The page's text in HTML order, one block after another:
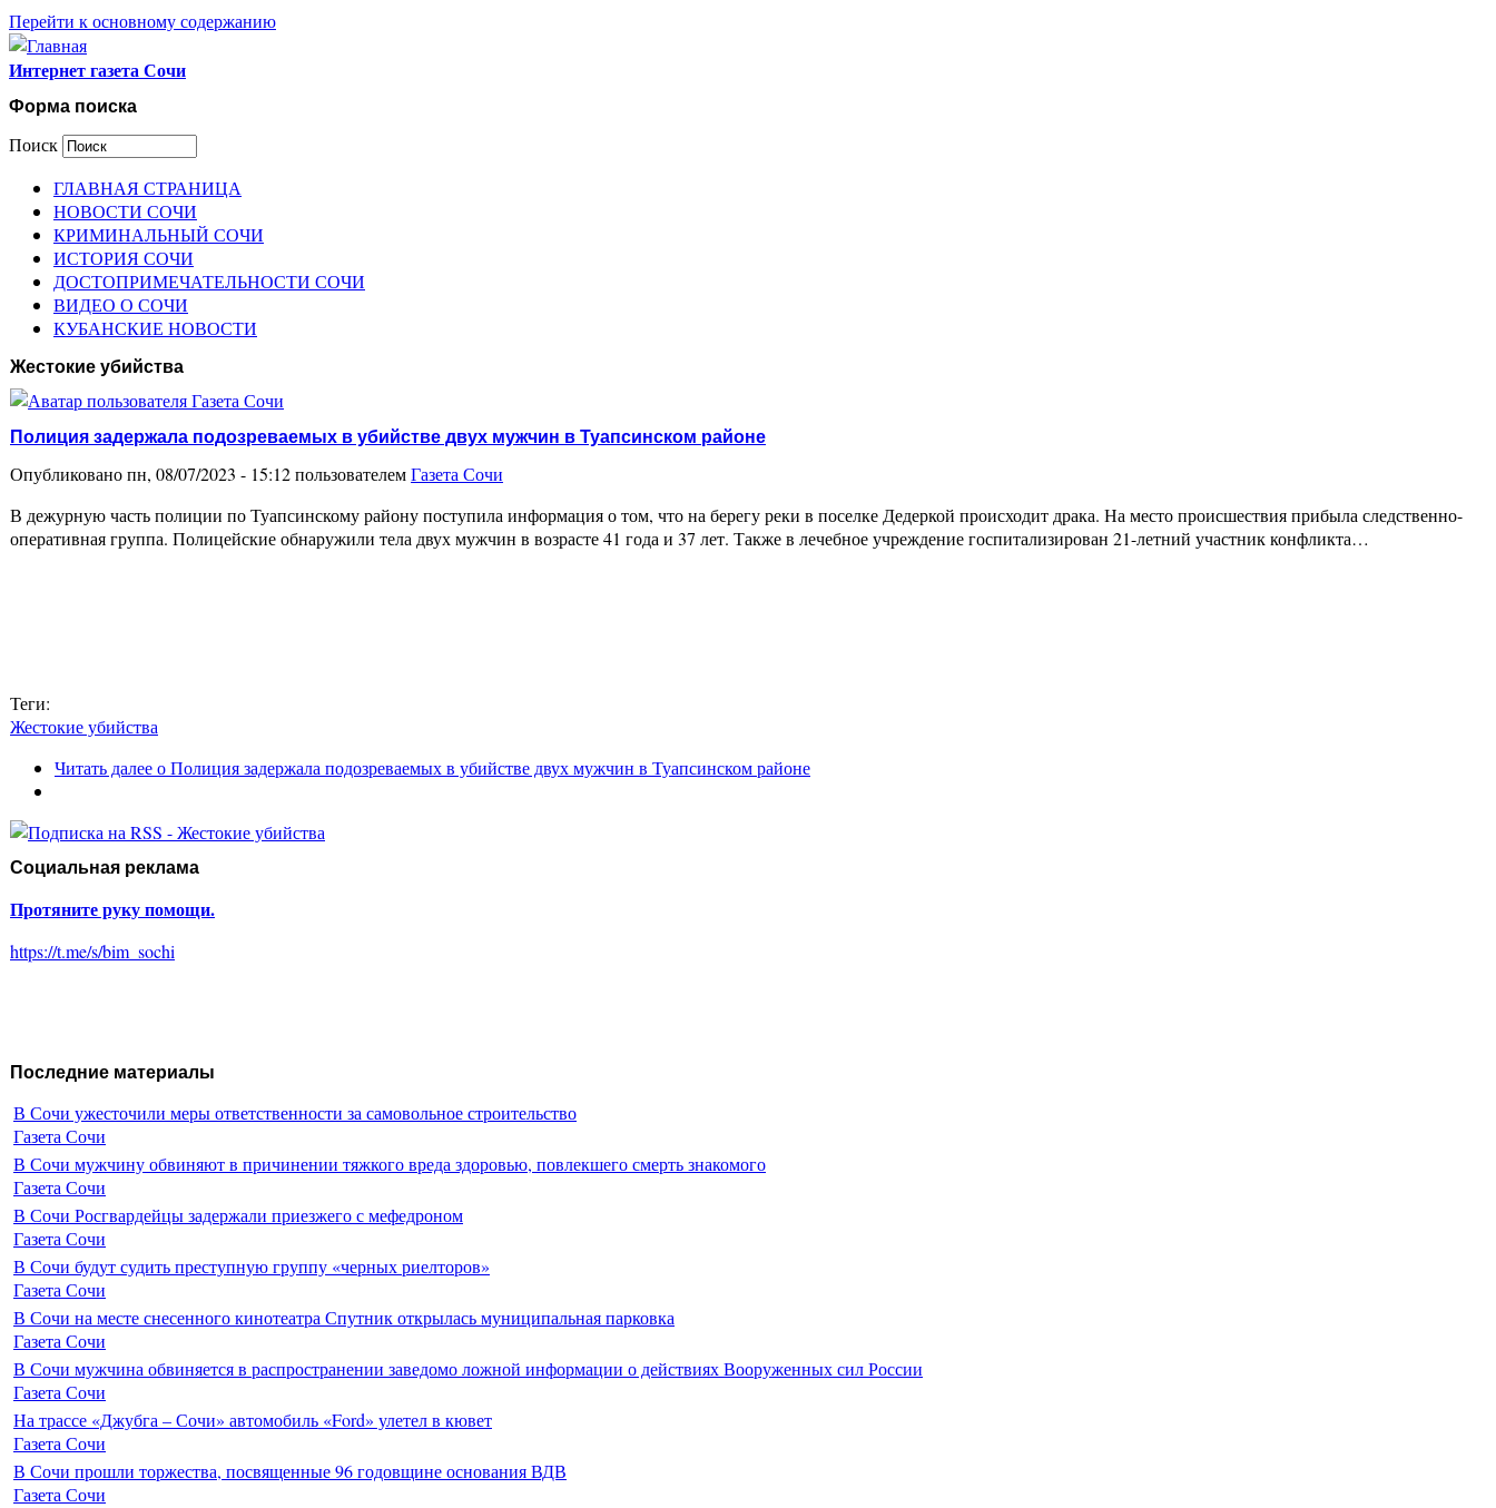
Перейти к основному содержанию
Интернет газета Сочи
Форма поиска
Поиск
ГЛАВНАЯ СТРАНИЦА
НОВОСТИ СОЧИ
КРИМИНАЛЬНЫЙ СОЧИ
ИСТОРИЯ СОЧИ
ДОСТОПРИМЕЧАТЕЛЬНОСТИ СОЧИ
ВИДЕО О СОЧИ
КУБАНСКИЕ НОВОСТИ
Жестокие убийства
Полиция задержала подозреваемых в убийстве двух мужчин в Туапсинском районе
Опубликовано пн, 08/07/2023 - 15:12 пользователемГазета Сочи
В дежурную часть полиции по Туапсинскому району поступила информация о том, что на берегу реки в поселке Дедеркой происходит драка. На место происшествия прибыла следственно-
оперативная группа. Полицейские обнаружили тела двух мужчин в возрасте 41 года и 37 лет. Также в лечебное учреждение госпитализирован 21-летний участник конфликта…
Теги:
Жестокие убийства
Читать далеео Полиция задержала подозреваемых в убийстве двух мужчин в Туапсинском районе
Социальная реклама
Протяните руку помощи.
https://t.me/s/bim_sochi
Последние материалы
В Сочи ужесточили меры ответственности за самовольное строительство
Газета Сочи
В Сочи мужчину обвиняют в причинении тяжкого вреда здоровью, повлекшего смерть знакомого
Газета Сочи
В Сочи Росгвардейцы задержали приезжего с мефедроном
Газета Сочи
В Сочи будут судить преступную группу «черных риелторов»
Газета Сочи
В Сочи на месте снесенного кинотеатра Спутник открылась муниципальная парковка
Газета Сочи
В Сочи мужчина обвиняется в распространении заведомо ложной информации о действиях Вооруженных сил России
Газета Сочи
На трассе «Джубга – Сочи» автомобиль «Ford» улетел в кювет
Газета Сочи
В Сочи прошли торжества, посвященные 96 годовщине основания ВДВ
Газета Сочи